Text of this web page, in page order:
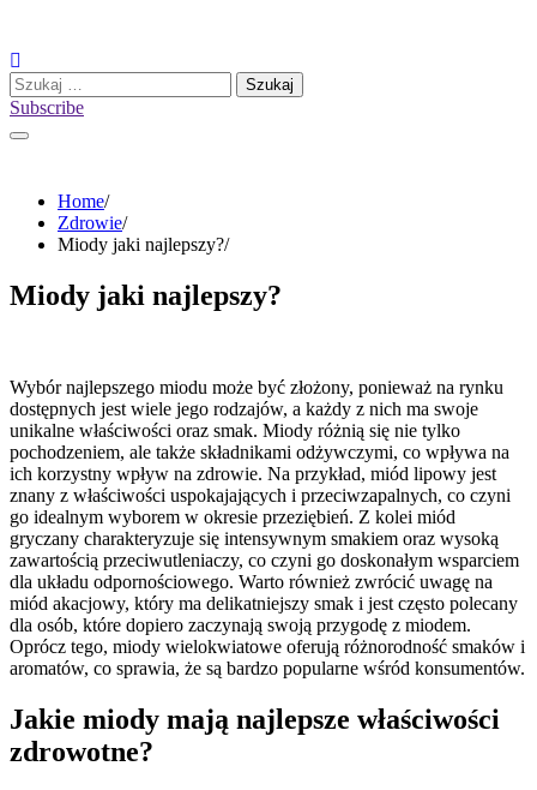
content
Szukaj:
Subscribe
Home
Zdrowie
Miody jaki najlepszy?
Miody jaki najlepszy?
Wybór najlepszego miodu może być złożony, ponieważ na rynku
dostępnych jest wiele jego rodzajów, a każdy z nich ma swoje
unikalne właściwości oraz smak. Miody różnią się nie tylko
pochodzeniem, ale także składnikami odżywczymi, co wpływa na
ich korzystny wpływ na zdrowie. Na przykład, miód lipowy jest
znany z właściwości uspokajających i przeciwzapalnych, co czyni
go idealnym wyborem w okresie przeziębień. Z kolei miód
gryczany charakteryzuje się intensywnym smakiem oraz wysoką
zawartością przeciwutleniaczy, co czyni go doskonałym wsparciem
dla układu odpornościowego. Warto również zwrócić uwagę na
miód akacjowy, który ma delikatniejszy smak i jest często polecany
dla osób, które dopiero zaczynają swoją przygodę z miodem.
Oprócz tego, miody wielokwiatowe oferują różnorodność smaków i
aromatów, co sprawia, że są bardzo popularne wśród konsumentów.
Jakie miody mają najlepsze właściwości
zdrowotne?